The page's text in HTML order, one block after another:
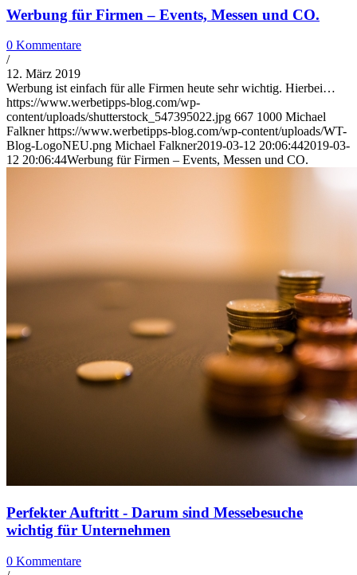
Werbung für Firmen – Events, Messen und CO.
0 Kommentare
/
12. März 2019
Werbung ist einfach für alle Firmen heute sehr wichtig. Hierbei…
https://www.werbetipps-blog.com/wp-
content/uploads/shutterstock_547395022.jpg 667 1000 Michael
Falkner https://www.werbetipps-blog.com/wp-content/uploads/WT-
Blog-LogoNEU.png Michael Falkner2019-03-12 20:06:442019-03-
12 20:06:44Werbung für Firmen – Events, Messen und CO.
Perfekter Auftritt - Darum sind Messebesuche
wichtig für Unternehmen
0 Kommentare